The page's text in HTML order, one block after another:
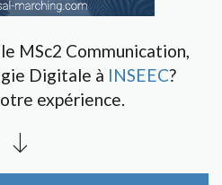
MSc2 Communication,
Digitale à INSEEC?
expérience.